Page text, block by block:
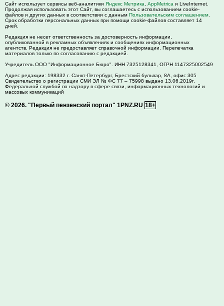
Сайт использует сервисы веб-аналитики Яндекс Метрика AppMetrica и LiveInternet.
Продолжая использовать этот Сайт, вы соглашаетесь с использованием cookie-
файлов и других данных в соответствии с данным Пользовательским соглашением
Срок обработки персональных данных при помощи cookie-файлов составляет 14
дней.
Редакция не несет ответственность за достоверность информации,
опубликованной в рекламных объявлениях и сообщениях информационных
агентств. Редакция не предоставляет справочной информации. Перепечатка
материалов только по согласованию с редакцией.
Учредитель ООО "Информационное Бюро". ИНН 7325128341, ОГРН 1147325002549
Адрес редакции: 198332 г. Санкт-Петербург, Брестский бульвар, 8А, офис 305
Свидетельство о регистрации СМИ ЭЛ № ФС 77 – 75998 выдано 13.06.2019г.
Федеральной службой по надзору в сфере связи, информационных технологий и
массовых коммуникаций
© 2026. "Первый пензенский портал" 1PNZ.RU 18+